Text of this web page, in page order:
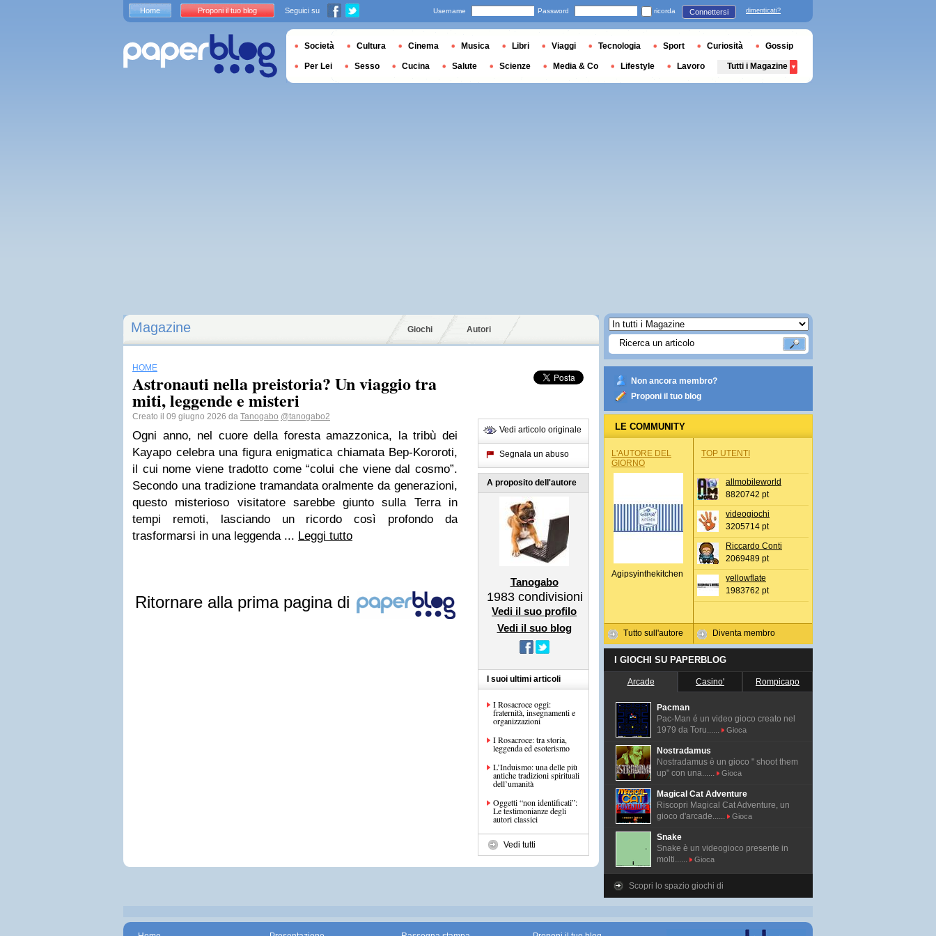
Magazine Giochi Autori
HOME
Astronauti nella preistoria? Un viaggio tra
miti, leggende e misteri
Creato il 09 giugno 2026 da Tanogabo @tanogabo2
Ogni anno, nel cuore della foresta amazzonica, la tribù dei
Kayapo celebra una figura enigmatica chiamata Bep-Kororoti,
il cui nome viene tradotto come “colui che viene dal cosmo”.
Secondo una tradizione tramandata oralmente da generazioni,
questo misterioso visitatore sarebbe giunto sulla Terra in
tempi remoti, lasciando un ricordo così profondo da
trasformarsi in una leggenda ... Leggi tutto
Ritornare alla prima pagina di
Vedi articolo originale
Segnala un abuso
A proposito dell'autore
Tanogabo
1983 condivisioni
Vedi il suo profilo
Vedi il suo blog
I suoi ultimi articoli
I Rosacroce oggi:
fraternità, insegnamenti e
organizzazioni
I Rosacroce: tra storia,
leggenda ed esoterismo
L’Induismo: una delle più
antiche tradizioni spirituali
dell’umanità
Oggetti “non identificati”:
Le testimonianze degli
autori classici
Vedi tutti
Non ancora membro?
Proponi il tuo blog
LE COMMUNITY
L'AUTORE DEL
GIORNO
Agipsyinthekitchen
Tutto sull'autore
TOP UTENTI
allmobileworld
8820742 pt
videogiochi
3205714 pt
Riccardo Conti
2069489 pt
yellowflate
1983762 pt
Diventa membro
I GIOCHI SU PAPERBLOG
Arcade Casino' Rompicapo
Pacman
Pac-Man é un video gioco creato nel
1979 da Toru......
Gioca
Nostradamus
Nostradamus è un gioco " shoot them
up" con una......
Gioca
Magical Cat Adventure
Riscopri Magical Cat Adventure, un
gioco d'arcade......
Gioca
Snake
Snake è un videogioco presente in
molti......
Gioca
Scopri lo spazio giochi di
Home Proponi il tuo blog Seguici su Username Password ricorda Connettersi dimenticati?
Società Cultura Cinema Musica Libri Viaggi Tecnologia Sport Curiosità Gossip
Per Lei Sesso Cucina Salute Scienze Media & Co Lifestyle Lavoro Tutti i Magazine